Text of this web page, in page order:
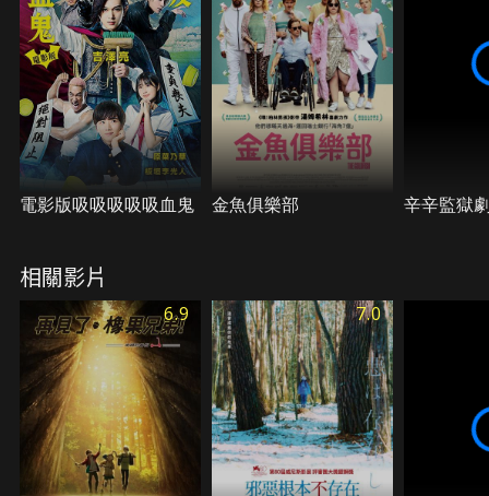
電影版吸吸吸吸吸血鬼 金魚俱樂部 辛辛監獄
相關影片
6.9 7.0